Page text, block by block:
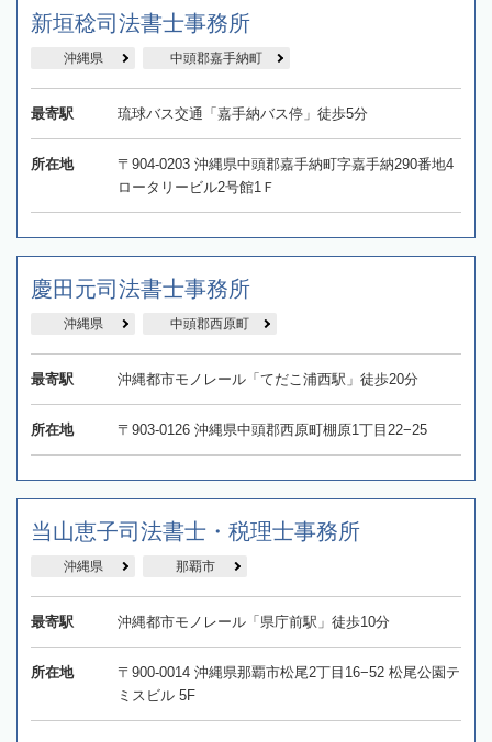
新垣稔司法書士事務所
沖縄県 中頭郡嘉手納町
最寄駅 琉球バス交通「嘉手納バス停」徒歩5分
所在地
〒904-0203 沖縄県中頭郡嘉手納町字嘉手納290番地4
ロータリービル2号館1Ｆ
慶田元司法書士事務所
沖縄県 中頭郡西原町
最寄駅 沖縄都市モノレール「てだこ浦西駅」徒歩20分
所在地 〒903-0126 沖縄県中頭郡西原町棚原1丁目22−25
当山恵子司法書士・税理士事務所
沖縄県 那覇市
最寄駅 沖縄都市モノレール「県庁前駅」徒歩10分
所在地
〒900-0014 沖縄県那覇市松尾2丁目16−52 松尾公園テ
ミスビル 5F